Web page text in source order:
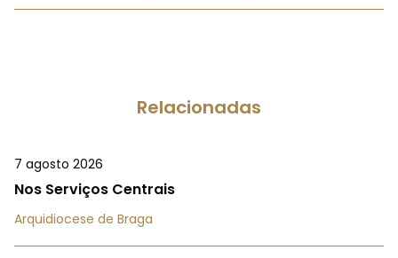
Relacionadas
7 agosto 2026
Nos Serviços Centrais
Arquidiocese de Braga